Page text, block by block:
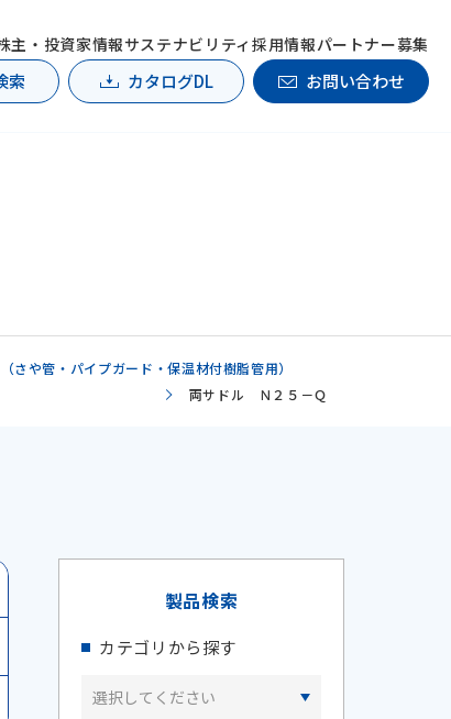
主・投資家情報サステナビリティ 採用情報パートナー募集
索 カタログDL お問い合わせ
や管・パイプガード・保温材付樹脂管用）
両サドル Ｎ２５－Ｑ
製品検索
カテゴリから探す